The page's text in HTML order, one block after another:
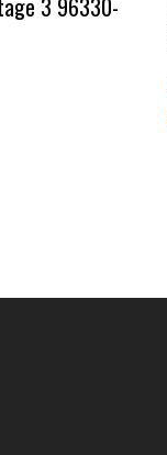
3 96330-